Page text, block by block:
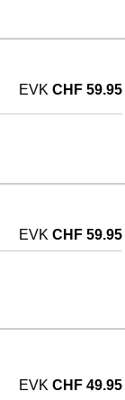
EVK CHF 59.95
EVK CHF 59.95
EVK CHF 49.95